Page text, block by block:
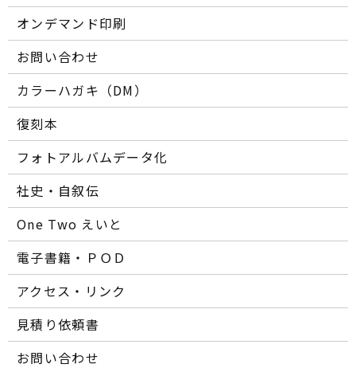
オンデマンド印刷
お問い合わせ
カラーハガキ（DM）
復刻本
フォトアルバムデータ化
社史・自叙伝
One Two えいと
電子書籍・ＰＯＤ
アクセス・リンク
見積り依頼書
お問い合わせ